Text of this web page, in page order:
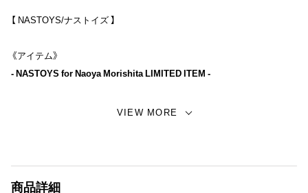
【 NASTOYS/ナストイズ 】
《アイテム》
- NASTOYS for Naoya Morishita LIMITED ITEM -
NASTOYS/ナストイズ Velor Track Pants。
にディティール等は非常にシンプルに仕上げ、Tシャツ、カットソーはも
VIEW MORE
商品詳細